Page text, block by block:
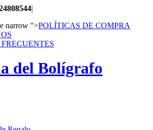
|
narrow ">POLÍTICAS DE COMPRA